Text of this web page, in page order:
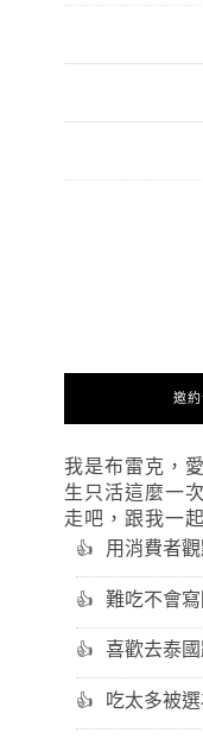
邀
我是布雷克，
生只活這麼一
走吧，跟我一
用消費者
難吃不會
喜歡去泰
吃太多被